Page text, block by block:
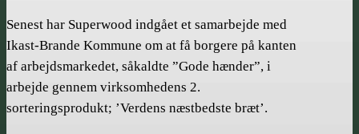
Senest har Superwood indgået et samarbejde med
Ikast-Brande Kommune om at få borgere på kanten
af arbejdsmarkedet, såkaldte ”Gode hænder”, i
arbejde gennem virksomhedens 2.
sorteringsprodukt; ’Verdens næstbedste bræt’.